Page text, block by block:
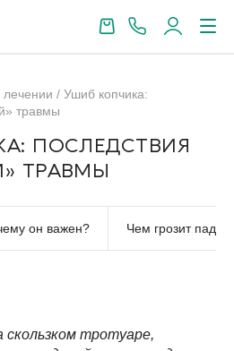
лечении / Ушиб копчика:
травмы
ПОСЛЕДСТВИЯ
ТРАВМЫ
он важен? Чем грозит
скользком тротуаре,